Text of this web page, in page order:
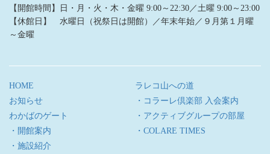
【開館時間】日・月・火・木・金曜 9:00～22:30／土曜 9:00～23:00
【休館日】 水曜日（祝祭日は開館）／年末年始／９月第１月曜
～金曜
HOME
お知らせ
わかばのゲート
・開館案内
・施設紹介
ラレコ山への道
・コラーレ倶楽部 入会案内
・アクティブグループの部屋
・COLARE TIMES